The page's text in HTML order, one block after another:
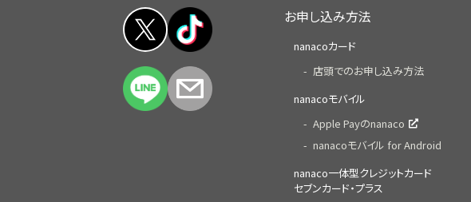
お申し込み方法
nanacoカード
店頭でのお申し込み方法
nanacoモバイル
Apple Payのnanaco
nanacoモバイル for Android
nanaco一体型クレジットカード
セブンカード・プラス